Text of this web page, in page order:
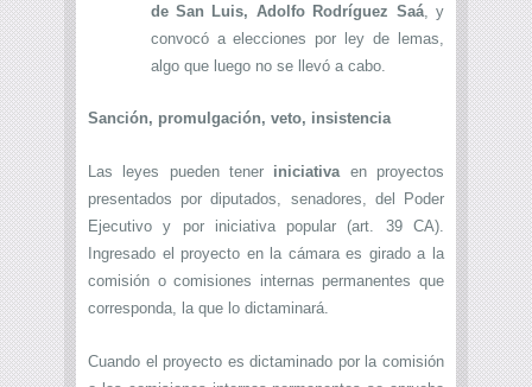
de San Luis, Adolfo Rodríguez Saá, y
convocó a elecciones por ley de lemas,
algo que luego no se llevó a cabo.
Sanción, promulgación, veto, insistencia
Las leyes pueden tener iniciativa en proyectos
presentados por diputados, senadores, del Poder
Ejecutivo y por iniciativa popular (art. 39 CA).
Ingresado el proyecto en la cámara es girado a la
comisión o comisiones internas permanentes que
corresponda, la que lo dictaminará.
Cuando el proyecto es dictaminado por la comisión